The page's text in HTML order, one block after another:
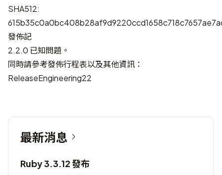
SHA512:
發佈記
2.2.0 已知問題 。
同時請參考發佈行程表以及其他資訊：
ReleaseEngineering22
最新消息
Ruby 3.3.12 發布